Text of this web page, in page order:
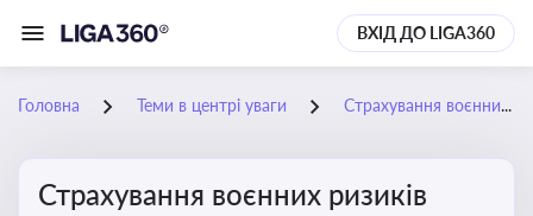
ВХІД ДО LIGA360
Головна Теми в центрі уваги Страхування воєнних ризиків
Страхування воєнних ризиків